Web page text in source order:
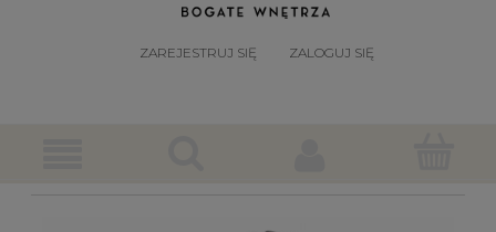
ZAREJESTRUJ SIĘ ZALOGUJ SIĘ